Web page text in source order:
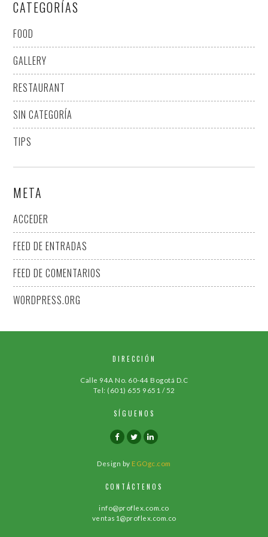
CATEGORÍAS
FOOD
GALLERY
RESTAURANT
SIN CATEGORÍA
TIPS
META
ACCEDER
FEED DE ENTRADAS
FEED DE COMENTARIOS
WORDPRESS.ORG
DIRECCIÓN
Calle 94A No. 60-44 Bogotá D.C
Tel: (601) 655 9651 / 52
SÍGUENOS
Design by EGOgc.com
CONTÁCTENOS
info@proflex.com.co
ventas1@proflex.com.co